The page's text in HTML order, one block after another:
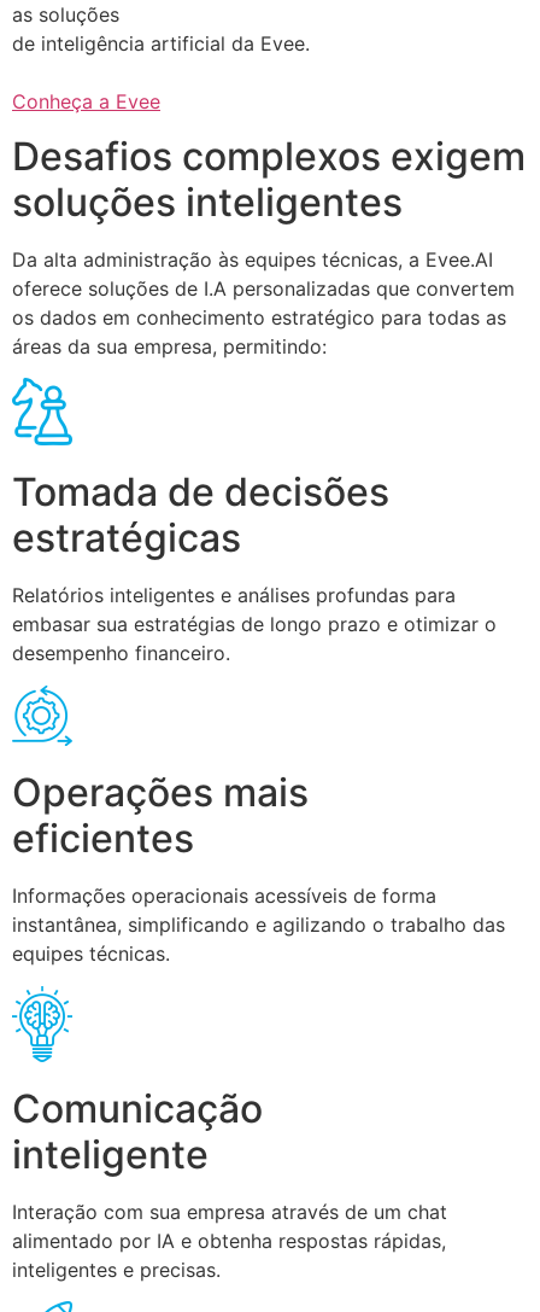
as soluções
de inteligência artificial da Evee.
Conheça a Evee
Desafios complexos exigem
soluções inteligentes
Da alta administração às equipes técnicas, a Evee.AI
oferece soluções de I.A personalizadas que convertem
os dados em conhecimento estratégico para todas as
áreas da sua empresa, permitindo:
Tomada de decisões
estratégicas
Relatórios inteligentes e análises profundas para
embasar sua estratégias de longo prazo e otimizar o
desempenho financeiro.
Operações mais
eficientes
Informações operacionais acessíveis de forma
instantânea, simplificando e agilizando o trabalho das
equipes técnicas.
Comunicação
inteligente
Interação com sua empresa através de um chat
alimentado por IA e obtenha respostas rápidas,
inteligentes e precisas.